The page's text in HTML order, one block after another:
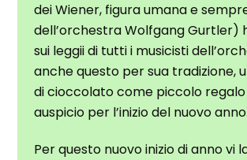
dei Wiener, figura umana e
dell’orchestra Wolfgang Gurtler)
sui leggii di tutti i musicisti
anche questo per sua tradizione,
di cioccolato come piccolo
auspicio per l’inizio del nuovo anno.
Per questo nuovo inizio di anno vi